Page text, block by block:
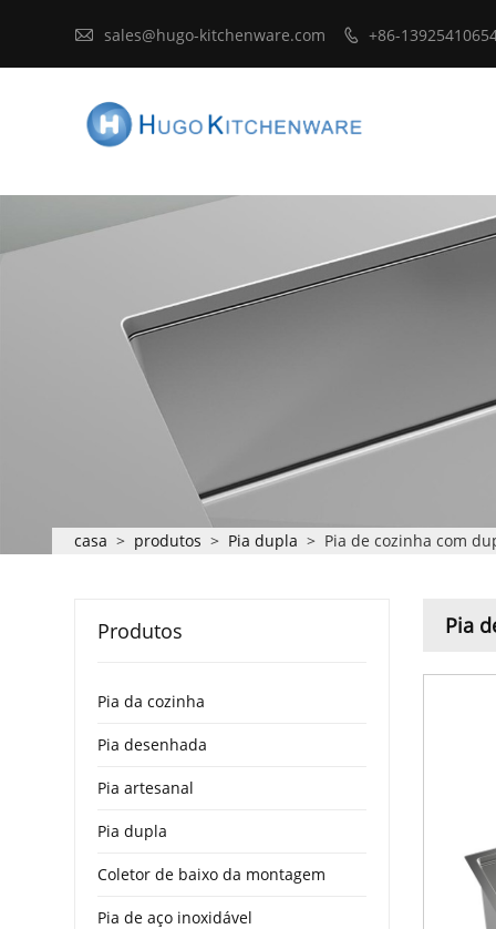
 sales@hugo-kitchenware.com  +86-
casa > produtos > Pia dupla > Pia de cozinha com
Pia
Produtos
Pia da cozinha
Pia desenhada
Pia artesanal
Pia dupla
Coletor de baixo da montagem
Pia de aço inoxidável